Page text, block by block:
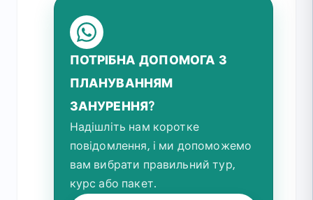
ПОТРІБНА ДОПОМОГА З
ПЛАНУВАННЯМ
ЗАНУРЕННЯ?
Надішліть нам коротке
повідомлення, і ми допоможемо
вам вибрати правильний тур,
курс або пакет.